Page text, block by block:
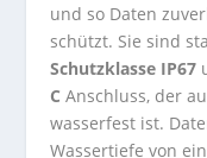
und so Daten
schützt. Sie sind
Schutzklasse IP67
CAnschluss, der
wasserfest ist.
Wassertiefe von